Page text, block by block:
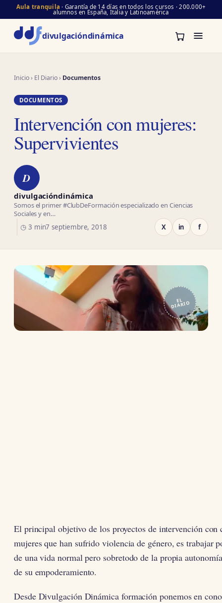
Aula tranquila · Garantía de 14 días en todos los cursos · 200.000+
alumnos en España, Italia y Latinoamérica
divulgacióndinámica
Inicio› El Diario› Documentos
DOCUMENTOS
Intervención con mujeres:
Supervivientes
D
divulgacióndinámica
Somos el primer #ClubDeFormación especializado en Ciencias
Sociales y en…
◷ 3 min7 septiembre, 2018 X in f
EL
DIARIO
El principal objetivo de los proyectos de intervención con
mujeres que han sufrido violencia de género, es trabajar
de una vida normal pero sobretodo de la propia
de su empoderamiento.
Desde Divulgación Dinámica formación ponemos en